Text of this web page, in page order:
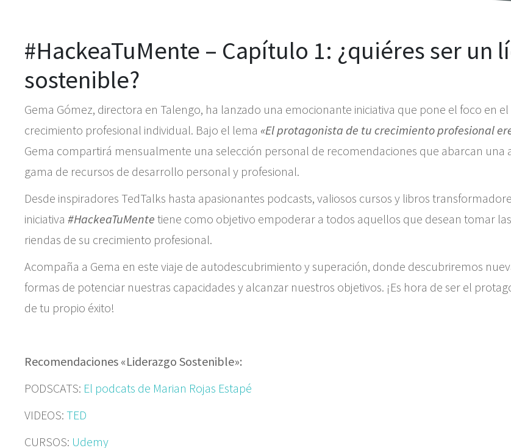
#HackeaTuMente – Capítulo 1: ¿quiéres ser un
sostenible?
Gema Gómez, directora en Talengo, ha lanzado una emocionante iniciativa que pone el foco en el
crecimiento profesional individual. Bajo el lema «El protagonista de tu crecimiento profesional
Gema compartirá mensualmente una selección personal de recomendaciones que abarcan una
gama de recursos de desarrollo personal y profesional.
Desde inspiradores TedTalks hasta apasionantes podcasts, valiosos cursos y libros
iniciativa #HackeaTuMente tiene como objetivo empoderar a todos aquellos que desean tomar las
riendas de su crecimiento profesional.
Acompaña a Gema en este viaje de autodescubrimiento y superación, donde descubriremos
formas de potenciar nuestras capacidades y alcanzar nuestros objetivos. ¡Es hora de ser el
de tu propio éxito!
Recomendaciones «Liderazgo Sostenible»:
PODSCATS: El podcats de Marian Rojas Estapé
VIDEOS: TED
CURSOS: Udemy